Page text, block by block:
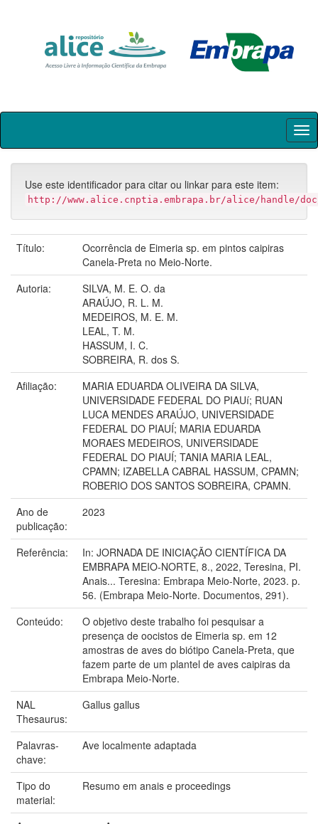
Skip
Use este identificador para citar ou linkar para este item:
http://www.alice.cnptia.embrapa.br/alice/handle/doc/
Título:
Ocorrência de Eimeria sp. em pintos caipiras
Canela-Preta no Meio-Norte.
Autoria:
SILVA, M. E. O. da
ARAÚJO, R. L. M.
MEDEIROS, M. E. M.
LEAL, T. M.
HASSUM, I. C.
SOBREIRA, R. dos S.
Afiliação:
MARIA EDUARDA OLIVEIRA DA SILVA,
UNIVERSIDADE FEDERAL DO PIAUí; RUAN
LUCA MENDES ARAÚJO, UNIVERSIDADE
FEDERAL DO PIAUÍ; MARIA EDUARDA
MORAES MEDEIROS, UNIVERSIDADE
FEDERAL DO PIAUÍ; TANIA MARIA LEAL,
CPAMN; IZABELLA CABRAL HASSUM, CPAMN;
ROBERIO DOS SANTOS SOBREIRA, CPAMN.
Ano de
publicação:
2023
Referência:
In: JORNADA DE INICIAÇÃO CIENTÍFICA DA
EMBRAPA MEIO-NORTE, 8., 2022, Teresina, PI.
Anais... Teresina: Embrapa Meio-Norte, 2023. p.
56. (Embrapa Meio-Norte. Documentos, 291).
Conteúdo:
O objetivo deste trabalho foi pesquisar a
presença de oocistos de Eimeria sp. em 12
amostras de aves do biótipo Canela-Preta, que
fazem parte de um plantel de aves caipiras da
Embrapa Meio-Norte.
NAL
Thesaurus:
Gallus gallus
Palavras-
chave:
Ave localmente adaptada
Tipo do
material:
Resumo em anais e proceedings